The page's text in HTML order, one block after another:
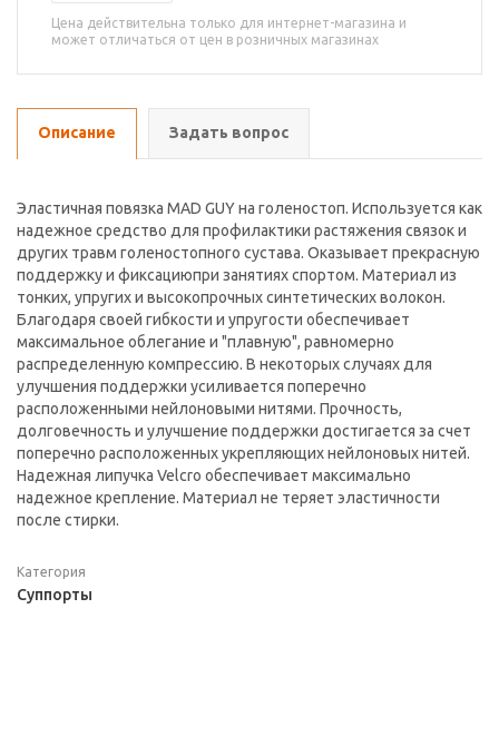
Цена действительна только для интернет-магазина и
может отличаться от цен в розничных магазинах
Описание Задать вопрос
Эластичная повязка MAD GUY на голеностоп. Используется как
надежное средство для профилактики растяжения связок и
других травм голеностопного сустава. Оказывает прекрасную
поддержку и фиксациюпри занятиях спортом. Материал из
тонких, упругих и высокопрочных синтетических волокон.
Благодаря своей гибкости и упругости обеспечивает
максимальное облегание и "плавную", равномерно
распределенную компрессию. В некоторых случаях для
улучшения поддержки усиливается поперечно
расположенными нейлоновыми нитями. Прочность,
долговечность и улучшение поддержки достигается за счет
поперечно расположенных укрепляющих нейлоновых нитей.
Надежная липучка Velcro обеспечивает максимально
надежное крепление. Материал не теряет эластичности
после стирки.
Категория
Суппорты